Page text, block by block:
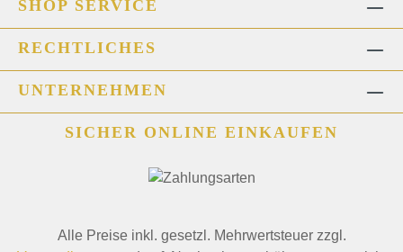
SHOP SERVICE
RECHTLICHES
UNTERNEHMEN
SICHER ONLINE EINKAUFEN
Alle Preise inkl. gesetzl. Mehrwertsteuer zzgl.